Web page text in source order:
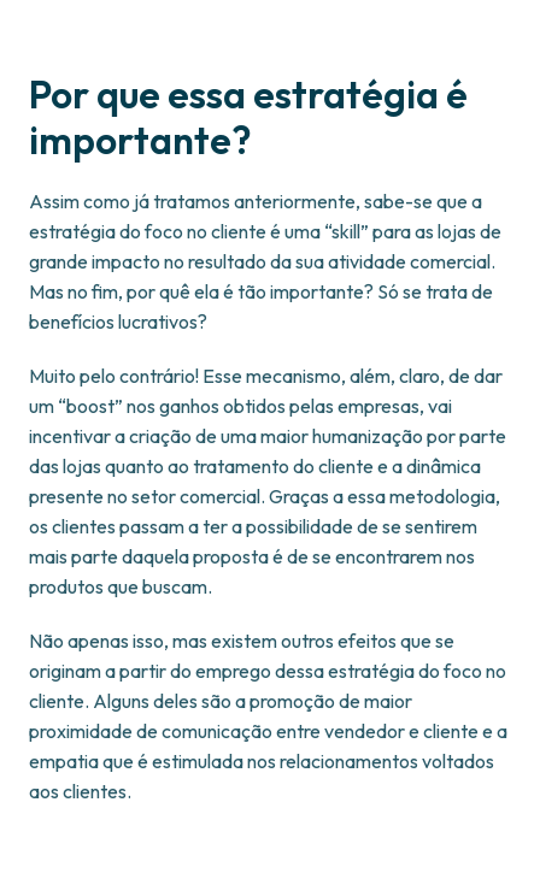
Por que essa estratégia é
importante?
Assim como já tratamos anteriormente, sabe-se que a
estratégia do foco no cliente é uma “skill” para as lojas de
grande impacto no resultado da sua atividade comercial.
Mas no fim, por quê ela é tão importante? Só se trata de
benefícios lucrativos?
Muito pelo contrário! Esse mecanismo, além, claro, de dar
um “boost” nos ganhos obtidos pelas empresas, vai
incentivar a criação de uma maior humanização por parte
das lojas quanto ao tratamento do cliente e a dinâmica
presente no setor comercial. Graças a essa metodologia,
os clientes passam a ter a possibilidade de se sentirem
mais parte daquela proposta é de se encontrarem nos
produtos que buscam.
Não apenas isso, mas existem outros efeitos que se
originam a partir do emprego dessa estratégia do foco no
cliente. Alguns deles são a promoção de maior
proximidade de comunicação entre vendedor e cliente e a
empatia que é estimulada nos relacionamentos voltados
aos clientes.